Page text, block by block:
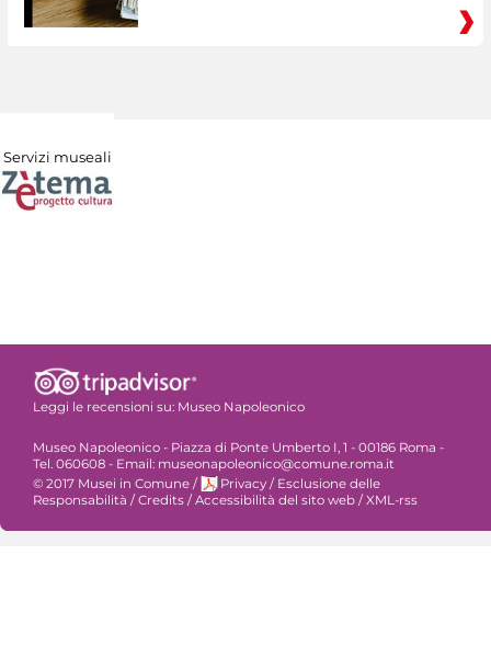
Servizi museali
Leggi le recensioni su: Museo Napoleonico
Museo Napoleonico - Piazza di Ponte Umberto I, 1 - 00186 Roma -
Tel. 060608 - Email: museonapoleonico@comune.roma.it
© 2017 Musei in Comune / Privacy / Esclusione delle
Responsabilità / Credits / Accessibilità del sito web / XML-rss